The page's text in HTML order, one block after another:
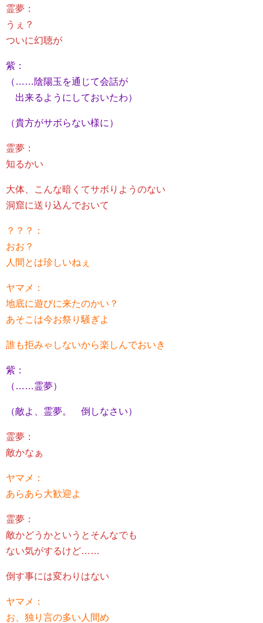
霊夢：
うぇ？
ついに幻聴が
紫：
（……陰陽玉を通じて会話が
出来るようにしておいたわ）
（貴方がサボらない様に）
霊夢：
知るかい
大体、こんな暗くてサボりようのない
洞窟に送り込んでおいて
？？？：
おお？
人間とは珍しいねぇ
ヤマメ：
地底に遊びに来たのかい？
あそこは今お祭り騒ぎよ
誰も拒みゃしないから楽しんでおいき
紫：
（……霊夢）
（敵よ、霊夢。 倒しなさい）
霊夢：
敵かなぁ
ヤマメ：
あらあら大歓迎よ
霊夢：
敵かどうかというとそんなでも
ない気がするけど……
倒す事には変わりはない
ヤマメ：
お、独り言の多い人間め